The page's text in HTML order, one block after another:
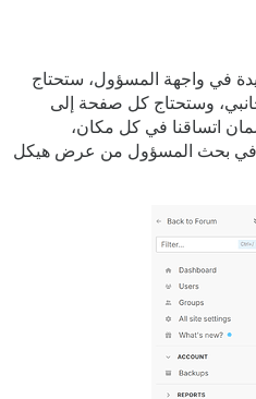
في واجهة المسؤول، ستحتاج
وستحتاج كل صفحة إلى
اتساقنا في كل مكان،
في بحث المسؤول من عرض هيكل